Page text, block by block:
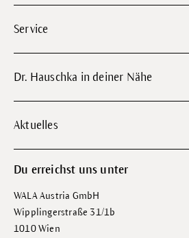
Service
Dr. Hauschka in deiner Nähe
Aktuelles
Du erreichst uns unter
WALA Austria GmbH
Wipplingerstraße 31/1b
1010 Wien